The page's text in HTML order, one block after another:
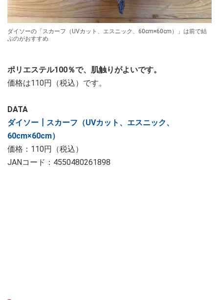
ダイソーの「スカーフ（UVカット、エスニック、60cm×60cm）」は前で結
ぶのがおすすめ
ポリエステル100％で、肌触りがよいです。
価格は110円（税込）です。
DATA
ダイソー┃スカーフ（UVカット、エスニック、
60cm×60cm）
価格：110円（税込）
JANコード：4550480261898